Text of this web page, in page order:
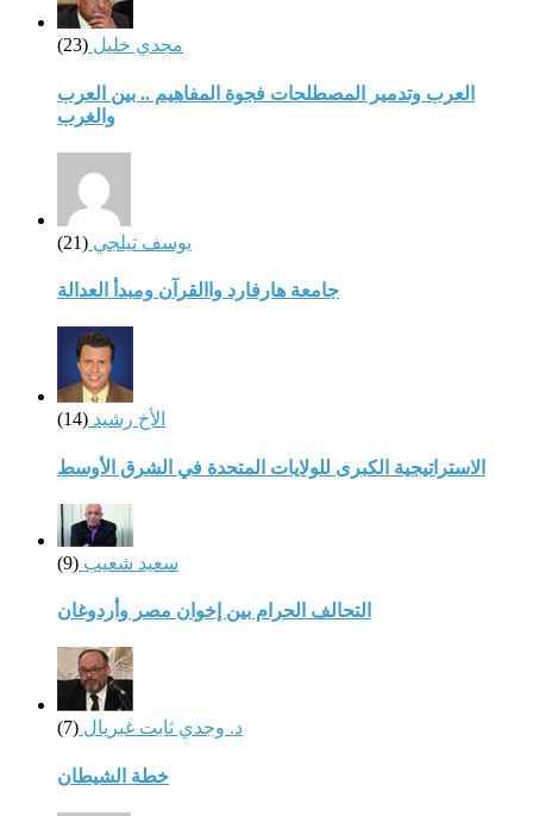
مجدي خليل (23)
العرب وتدمير المصطلحات فجوة المفاهيم .. بين العرب
والغرب
يوسف تيلجي (21)
جامعة هارفارد واالقرآن ومبدأ العدالة
الأخ رشيد (14)
الاستراتيجية الكبرى للولايات المتحدة في الشرق الأوسط
سعيد شعيب (9)
التحالف الحرام بين إخوان مصر وأردوغان
د. وجدي ثابت غبريال (7)
خطة الشيطان